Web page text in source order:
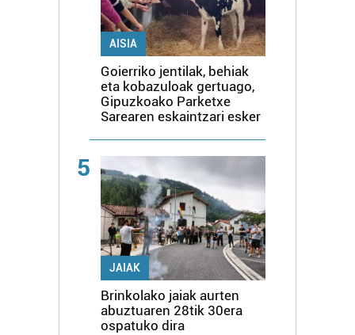
AISIA
Goierriko jentilak, behiak
eta kobazuloak gertuago,
Gipuzkoako Parketxe
Sarearen eskaintzari esker
5
JAIAK
Brinkolako jaiak aurten
abuztuaren 28tik 30era
ospatuko dira